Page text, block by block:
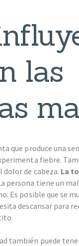
las
que produce una
fiebre.
dolor de cabeza. La
persona tiene un
Es posible que se
descansar para
también puede